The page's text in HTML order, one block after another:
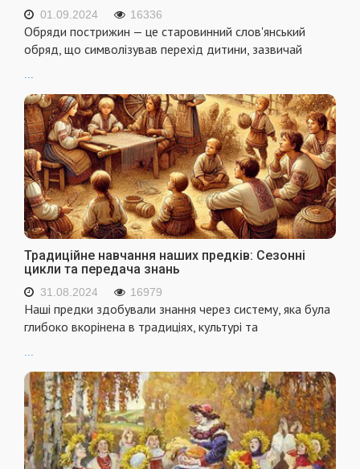
01.09.2024 16336
Обряди пострижин — це старовинний слов'янський
обряд, що символізував перехід дитини, зазвичай
Традиційне навчання наших предків: Сезонні
цикли та передача знань
31.08.2024 16979
Наші предки здобували знання через систему, яка була
глибоко вкорінена в традиціях, культурі та
...